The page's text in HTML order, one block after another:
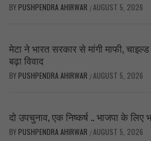
BY PUSHPENDRA AHIRWAR /AUGUST 5, 2026
मेटा ने भारत सरकार से मांगी माफी,
बढ़ा विवाद
BY PUSHPENDRA AHIRWAR /AUGUST 5, 2026
दो उपचुनाव, एक निष्कर्ष .. भाजपा के लिए
BY PUSHPENDRA AHIRWAR /AUGUST 5, 2026